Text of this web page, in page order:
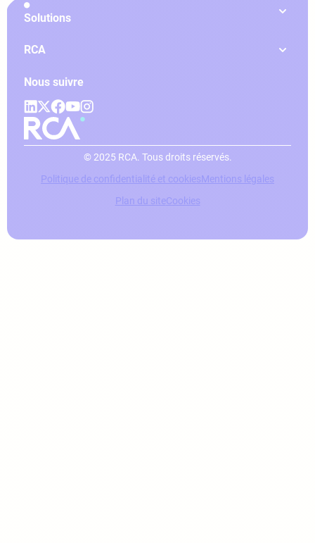
Solutions
RCA
Nous suivre
© 2025 RCA. Tous droits réservés.
Politique de confidentialité et cookiesMentions légales
Plan du siteCookies